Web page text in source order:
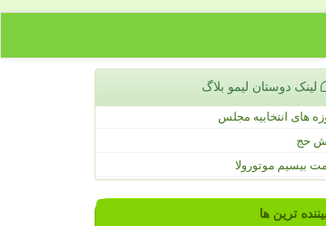
لینک دوستان لیمو بلاگ
های انتخابیه مجلس
حج
بیسیم موتورولا
ترین ها